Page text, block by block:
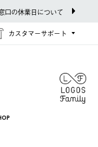
口の休業日について
カスタマーサポート